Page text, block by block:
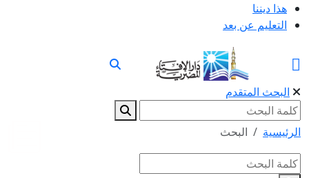
هذا ديننا
التعليم عن بعد
البحث المتقدم
الرئيسية البحث